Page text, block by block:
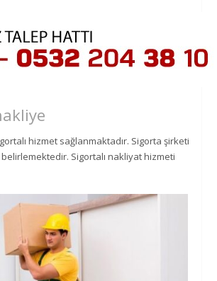
hizmet sağlanmaktadır. Sigorta şirketi
Sigortalı nakliyat hizmeti